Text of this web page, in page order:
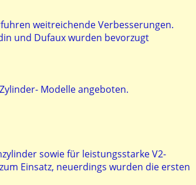
weitreichende Verbesserungen.
und Dufaux wurden bevorzugt
Modelle angeboten.
sowie für leistungsstarke V2-
Einsatz, neuerdings wurden die ersten